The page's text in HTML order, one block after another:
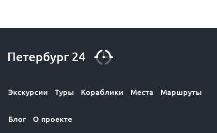
Экскурсии Туры Кораблики Места Маршруты
Блог О проекте